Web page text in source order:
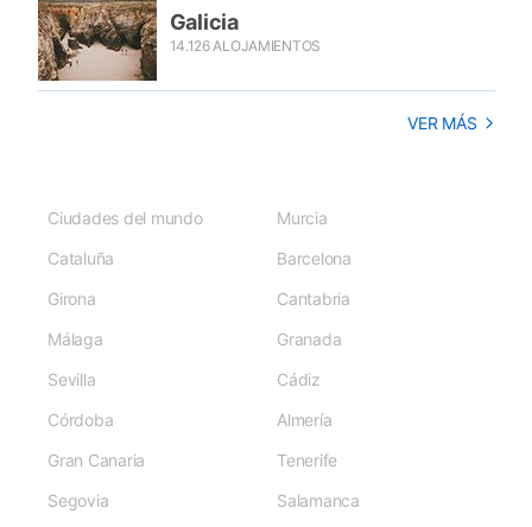
Galicia
14.126 ALOJAMIENTOS
VER MÁS
Ciudades del mundo
Murcia
Cataluña
Barcelona
Girona
Cantabria
Málaga
Granada
Sevilla
Cádiz
Córdoba
Almería
Gran Canaria
Tenerife
Segovia
Salamanca